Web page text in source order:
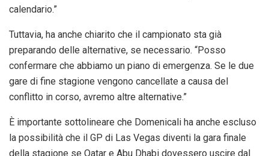
calendario.”
Tuttavia, ha anche chiarito che il campionato sta già
preparando delle alternative, se necessario. “Posso
confermare che abbiamo un piano di emergenza. Se le due
gare di fine stagione vengono cancellate a causa del
conflitto in corso, avremo altre alternative.”
È importante sottolineare che Domenicali ha anche escluso
la possibilità che il GP di Las Vegas diventi la gara finale
della stagione se Qatar e Abu Dhabi dovessero uscire dal